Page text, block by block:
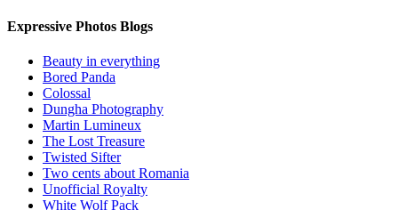
Expressive Photos Blogs
Beauty in everything
Bored Panda
Colossal
Dungha Photography
Martin Lumineux
The Lost Treasure
Twisted Sifter
Two cents about Romania
Unofficial Royalty
White Wolf Pack